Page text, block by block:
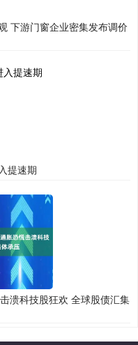
下游门窗企业密集发布调价
提速期
溃科技股狂欢 全球股债汇集